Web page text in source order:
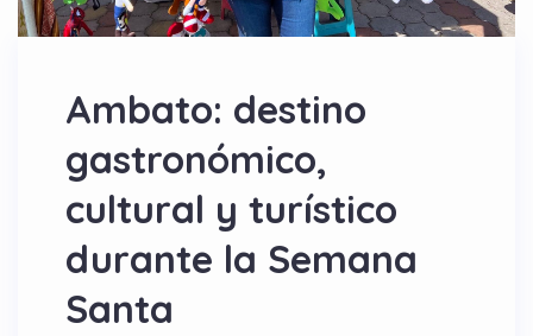
Ambato: destino
gastronómico,
cultural y turístico
durante la Semana
Santa